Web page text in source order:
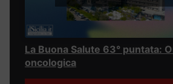
La Buona Salute 63° puntata:
oncologica